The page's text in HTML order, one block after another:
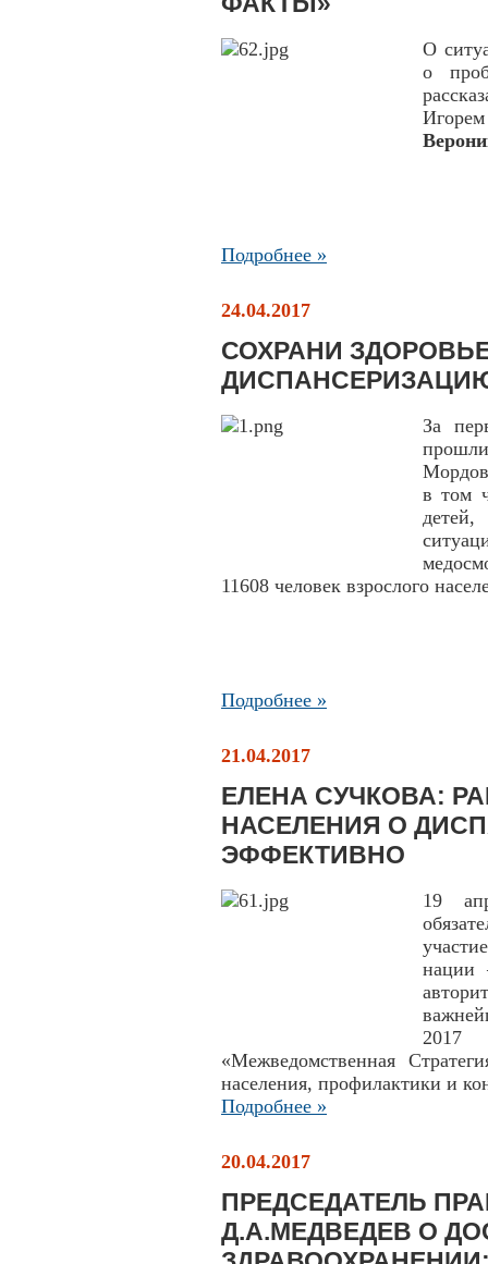
О
о
Подробнее »
24.04.2017
СОХРАНИ
За
в том
11608 человек взрослого
Подробнее »
21.04.2017
ЕЛЕНА СУЧКОВА:
НАСЕЛЕНИЯ О
ЭФФЕКТИВНО
19
нации
«Межведомственная
населения, профилактики и
Подробнее »
20.04.2017
ПРЕДСЕДАТЕЛЬ
Д.А.МЕДВЕДЕВ О